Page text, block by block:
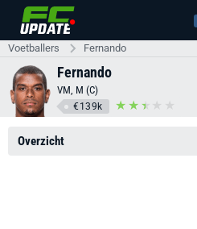
Voetballers Fernando
Fernando
VM, M (C)
€139k
Overzicht